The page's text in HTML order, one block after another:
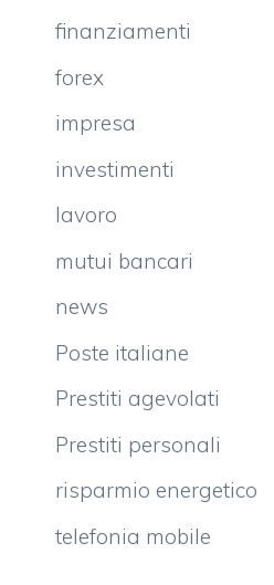
finanziamenti
forex
impresa
investimenti
lavoro
mutui bancari
news
Poste italiane
Prestiti agevolati
Prestiti personali
risparmio energetico
telefonia mobile